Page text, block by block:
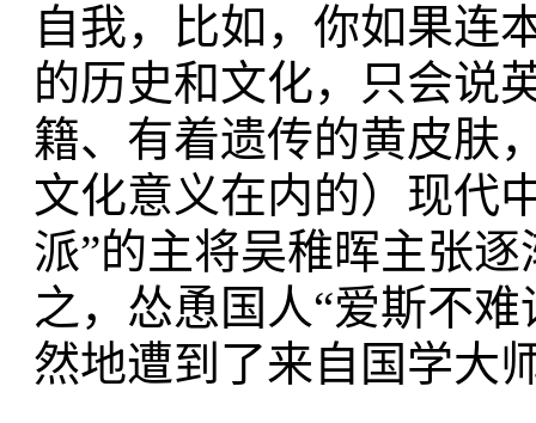
自我，比如，你如果连
的历史和文化，只会说
籍、有着遗传的黄皮肤
文化意义在内的）现代
派”的主将吴稚晖主张
之，怂恿国人“爱斯不难
然地遭到了来自国学大